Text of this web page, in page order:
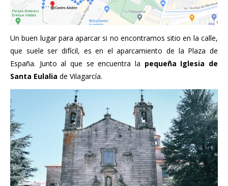
Un buen lugar para aparcar si no encontramos sitio en la calle,
que suele ser difícil, es en el aparcamiento de la Plaza de
España. Junto al que se encuentra la pequeña Iglesia de
Santa Eulalia de Vilagarcía.